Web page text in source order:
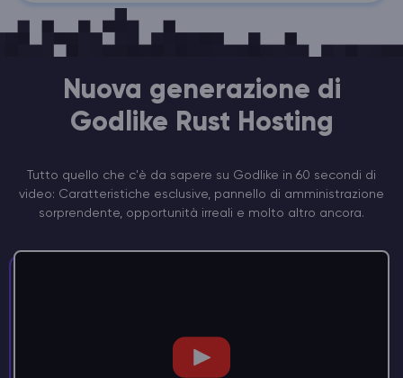
Nuova generazione di
Godlike Rust Hosting
Tutto quello che c'è da sapere su Godlike in 60 secondi di
video: Caratteristiche esclusive, pannello di amministrazione
sorprendente, opportunità irreali e molto altro ancora.